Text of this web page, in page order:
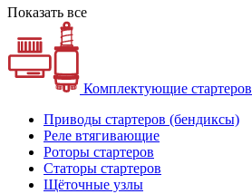
Показать все
Комплектующие стартеров
Приводы стартеров (бендиксы)
Реле втягивающие
Роторы стартеров
Статоры стартеров
Щёточные узлы